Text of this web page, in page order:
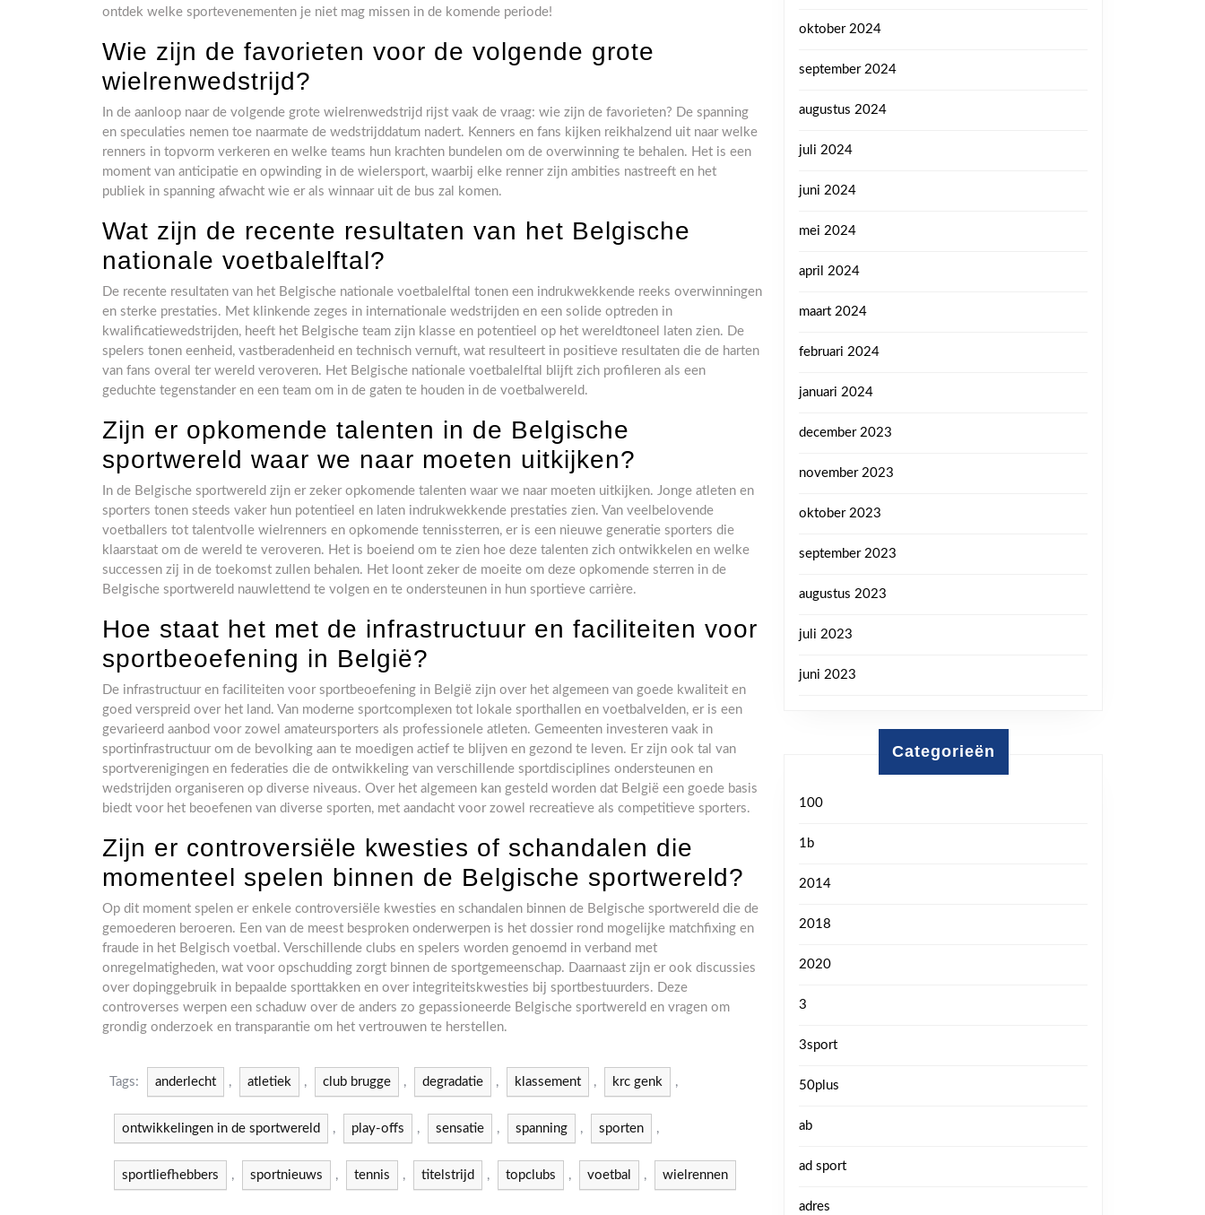
ontdek welke sportevenementen je niet mag missen in de komende periode!
Wie zijn de favorieten voor de volgende grote
wielrenwedstrijd?
In de aanloop naar de volgende grote wielrenwedstrijd rijst vaak de vraag: wie zijn de favorieten? De spanning
en speculaties nemen toe naarmate de wedstrijddatum nadert. Kenners en fans kijken reikhalzend uit naar welke
renners in topvorm verkeren en welke teams hun krachten bundelen om de overwinning te behalen. Het is een
moment van anticipatie en opwinding in de wielersport, waarbij elke renner zijn ambities nastreeft en het
publiek in spanning afwacht wie er als winnaar uit de bus zal komen.
Wat zijn de recente resultaten van het Belgische
nationale voetbalelftal?
De recente resultaten van het Belgische nationale voetbalelftal tonen een indrukwekkende reeks overwinningen
en sterke prestaties. Met klinkende zeges in internationale wedstrijden en een solide optreden in
kwalificatiewedstrijden, heeft het Belgische team zijn klasse en potentieel op het wereldtoneel laten zien. De
spelers tonen eenheid, vastberadenheid en technisch vernuft, wat resulteert in positieve resultaten die de harten
van fans overal ter wereld veroveren. Het Belgische nationale voetbalelftal blijft zich profileren als een
geduchte tegenstander en een team om in de gaten te houden in de voetbalwereld.
Zijn er opkomende talenten in de Belgische
sportwereld waar we naar moeten uitkijken?
In de Belgische sportwereld zijn er zeker opkomende talenten waar we naar moeten uitkijken. Jonge atleten en
sporters tonen steeds vaker hun potentieel en laten indrukwekkende prestaties zien. Van veelbelovende
voetballers tot talentvolle wielrenners en opkomende tennissterren, er is een nieuwe generatie sporters die
klaarstaat om de wereld te veroveren. Het is boeiend om te zien hoe deze talenten zich ontwikkelen en welke
successen zij in de toekomst zullen behalen. Het loont zeker de moeite om deze opkomende sterren in de
Belgische sportwereld nauwlettend te volgen en te ondersteunen in hun sportieve carrière.
Hoe staat het met de infrastructuur en faciliteiten voor
sportbeoefening in België?
De infrastructuur en faciliteiten voor sportbeoefening in België zijn over het algemeen van goede kwaliteit en
goed verspreid over het land. Van moderne sportcomplexen tot lokale sporthallen en voetbalvelden, er is een
gevarieerd aanbod voor zowel amateursporters als professionele atleten. Gemeenten investeren vaak in
sportinfrastructuur om de bevolking aan te moedigen actief te blijven en gezond te leven. Er zijn ook tal van
sportverenigingen en federaties die de ontwikkeling van verschillende sportdisciplines ondersteunen en
wedstrijden organiseren op diverse niveaus. Over het algemeen kan gesteld worden dat België een goede basis
biedt voor het beoefenen van diverse sporten, met aandacht voor zowel recreatieve als competitieve sporters.
Zijn er controversiële kwesties of schandalen die
momenteel spelen binnen de Belgische sportwereld?
Op dit moment spelen er enkele controversiële kwesties en schandalen binnen de Belgische sportwereld die de
gemoederen beroeren. Een van de meest besproken onderwerpen is het dossier rond mogelijke matchfixing en
fraude in het Belgisch voetbal. Verschillende clubs en spelers worden genoemd in verband met
onregelmatigheden, wat voor opschudding zorgt binnen de sportgemeenschap. Daarnaast zijn er ook discussies
over dopinggebruik in bepaalde sporttakken en over integriteitskwesties bij sportbestuurders. Deze
controverses werpen een schaduw over de anders zo gepassioneerde Belgische sportwereld en vragen om
grondig onderzoek en transparantie om het vertrouwen te herstellen.
Tags: anderlecht , atletiek , club brugge , degradatie , klassement , krc genk ,
ontwikkelingen in de sportwereld , play-offs , sensatie , spanning , sporten ,
sportliefhebbers , sportnieuws , tennis , titelstrijd , topclubs , voetbal , wielrennen
oktober 2024
september 2024
augustus 2024
juli 2024
juni 2024
mei 2024
april 2024
maart 2024
februari 2024
januari 2024
december 2023
november 2023
oktober 2023
september 2023
augustus 2023
juli 2023
juni 2023
Categorieën
100
1b
2014
2018
2020
3
3sport
50plus
ab
ad sport
adres